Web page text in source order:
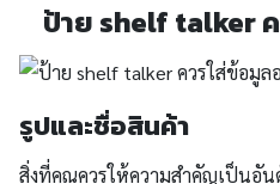
ป้าย shelf talker ค
รูปและชื่อสินค้า
สิ่งที่คุณควรให้ความสำคัญเป็นอั